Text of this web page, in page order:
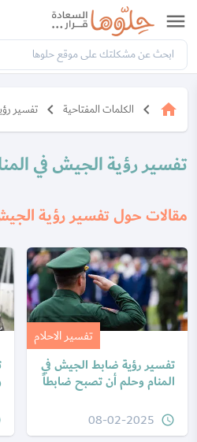
menu
home
keyboard_arrow_left الكلمات المفتاحية keyboard_arrow_left تفسير
تفسير رؤية الجيش في
مقالات حول تفسير رؤية
تفسير الاحلام
تفسير رؤية ضابط الجيش في
المنام وحلم أن تصبح ضابطاً
query_builder
08-02-2025